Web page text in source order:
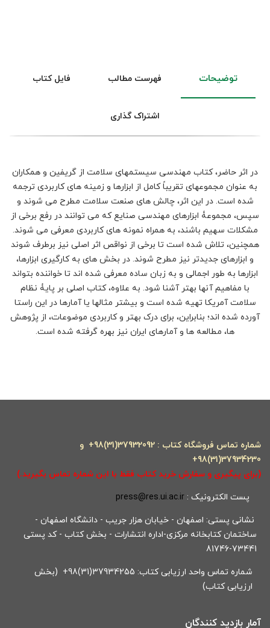
توضیحات فهرست مطالب فایل کتاب
اشتراک گذاری
در اثر حاضر، کتاب مهندسی سیستم‏های سلامت از گریفین و همکاران
به عنوان مجموعه‏ای تقریباً کامل از ابزارها و زمینه ‏های کاربردی ترجمه
شده است. در این اثر، چالش ‏های صنعت سلامت مطرح می‏ شوند و
سپس، مجموعۀ ابزارهای مهندسی صنایع که می ‏توانند در رفع برخی از
مشکلات سهیم باشند، به همراه نمونه ‏های کاربردی معرفی می‏ شوند.
همچنین، تلاش شده است تا برخی از نواقص اثر اصلی نیز برطرف شوند
و ابزارهای جدیدتر نیز مطرح شوند. در بخش ‏های به‏ کارگیری ابزارها،
ابزارها به طور اجمالی و به زبان ساده معرفی شده‏ اند تا خواننده بتواند
با مفاهیم آن‏ها بهتر آشنا شود. به علاوه، کتاب اصلی بر پایۀ نظام
سلامت آمریکا تهیه شده است و بیشتر مثال‏ها یا آمارها در این راستا
آورده شده ‏اند؛ بنابراین، برای درک بهتر و کاربردی موضوعات، از پژوهش
‏ها، مطالعه ‏ها و آمارهای ایران نیز بهره گرفته شده است.
شماره تماس فروشگاه کتاب : 37932092(31)98+ و
37934230(31)98+
(برای پیگیری و سفارش خرید کتاب فقط با این شماره تماس بگیرید.)
پست الکترونیک : press@res.ui.ac.ir
نشانی پستی: اصفهان - خیابان هزار جریب - دانشگاه اصفهان -
ساختمان کتابخانه مرکزی-اداره انتشارات - بخش کتاب - کد پستی
73441-81746
شماره تماس واحد ارزیابی کتاب: 37934255(31)98+ (بخش
ارزیابی کتاب)
آمار بازدید کنندگان